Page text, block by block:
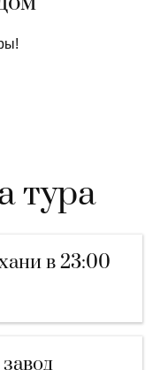
тура
в 23:00